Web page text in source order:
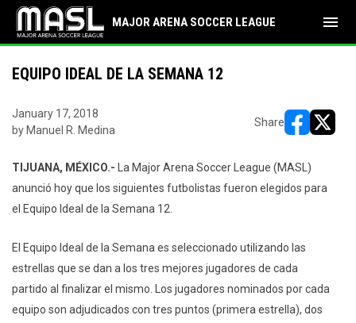
MAJOR ARENA SOCCER LEAGUE menu
EQUIPO IDEAL DE LA SEMANA 12
January 17, 2018
by Manuel R. Medina
Share
TIJUANA, MÉXICO.-
La Major Arena Soccer League (MASL)
anunció hoy que los siguientes futbolistas fueron elegidos para
el Equipo Ideal de la Semana 12.
El Equipo Ideal de la Semana es seleccionado utilizando las
estrellas que se dan a los tres mejores jugadores de cada
partido al finalizar el mismo. Los jugadores nominados por cada
equipo son adjudicados con tres puntos (primera estrella), dos